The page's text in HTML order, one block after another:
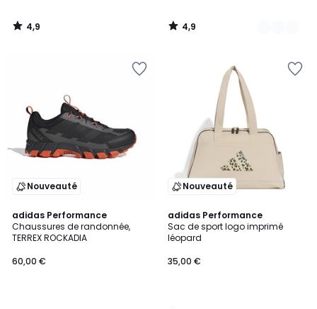
4,9
/
4,9
/
Nouveauté
adidas Performance
Chaussures de randonnée,
TERREX ROCKADIA
60,00 €
Nouveauté
adidas Performance
Sac de sport logo imprimé
léopard
35,00 €
4
/
5